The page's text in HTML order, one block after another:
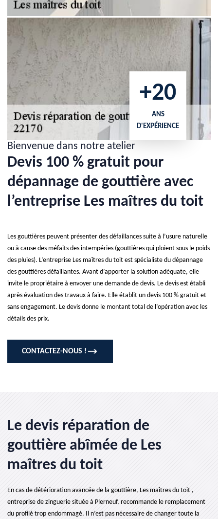
+20
ANS
D'EXPÉRIENCE
Bienvenue dans notre atelier
Devis 100 % gratuit pour
dépannage de gouttière avec
l’entreprise Les maîtres du toit
Les gouttières peuvent présenter des défaillances suite à l’usure naturelle
ou à cause des méfaits des intempéries (gouttières qui ploient sous le poids
des pluies). L’entreprise Les maîtres du toit est spécialiste du dépannage
des gouttières défaillantes. Avant d’apporter la solution adéquate, elle
invite le propriétaire à envoyer une demande de devis. Le devis est établi
après évaluation des travaux à faire. Elle établit un devis 100 % gratuit et
sans engagement. Le devis donne le montant total de l’opération avec les
détails des prix.
CONTACTEZ-NOUS !
Le devis réparation de
gouttière abîmée de Les
maîtres du toit
En cas de détérioration avancée de la gouttière, Les maîtres du toit ,
entreprise de zinguerie située à Plerneuf, recommande le remplacement
du profilé trop endommagé. Il n’est pas nécessaire de changer toute la